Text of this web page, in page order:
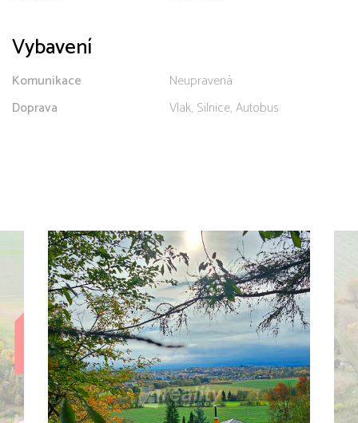
Vybavení
Komunikace
Neupravená
Doprava
Vlak, Silnice, Autobus